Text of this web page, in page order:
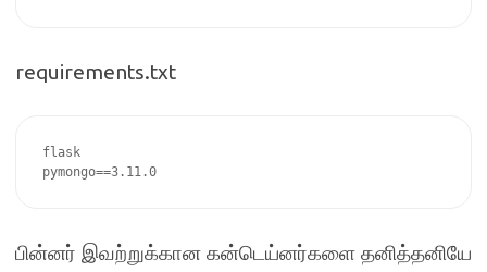
requirements.txt
flask
pymongo==3.11.0
பின்னர் இவற்றுக்கான கன்டெய்னர்களை தனித்தனியே